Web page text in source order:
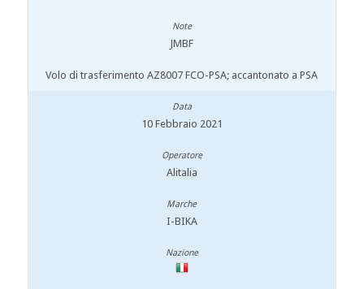
JMBF
Volo di trasferimento AZ8007 FCO-PSA; accantonato a PSA
10 Febbraio 2021
Alitalia
I-BIKA